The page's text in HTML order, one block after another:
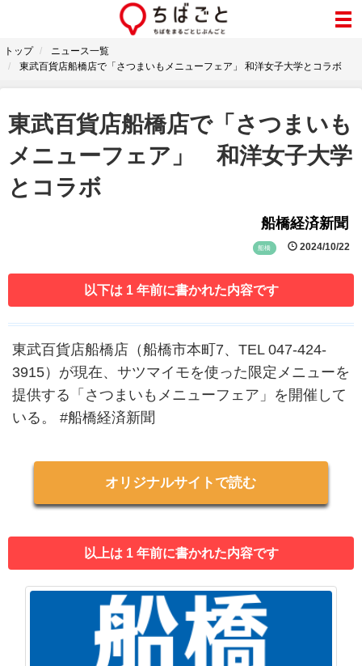
トップ
ニュース一覧
東武百貨店船橋店で「さつまいもメニューフェア」 和洋女子大学とコラボ
東武百貨店船橋店で「さつまいも
メニューフェア」 和洋女子大学
とコラボ
船橋経済新聞
船橋 2024/10/22
以下は 1 年前に書かれた内容です
東武百貨店船橋店（船橋市本町7、TEL 047-424-
3915）が現在、サツマイモを使った限定メニューを
提供する「さつまいもメニューフェア」を開催して
いる。 #船橋経済新聞
オリジナルサイトで読む
以上は 1 年前に書かれた内容です